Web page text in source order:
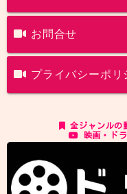
お問合せ
プライバシーポリ
全ジャンルの
映画・ド